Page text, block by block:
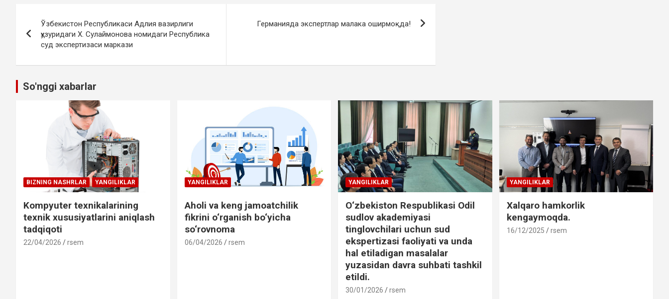
navigation
Ўзбекистон Республикаси Адлия вазирлиги
ҳузуридаги Х. Сулаймонова номидаги Республика
суд экспертизаси маркази
Германияда экспертлар малака оширмоқда!
So'nggi xabarlar
BIZNING NASHRLAR YANGILIKLAR
Kompyuter texnikalarining
texnik xususiyatlarini aniqlash
tadqiqoti
22/04/2026 rsem
YANGILIKLAR
Aholi va keng jamoatchilik
fikrini o‘rganish bo‘yicha
so‘rovnoma
06/04/2026 rsem
YANGILIKLAR
O‘zbekiston Respublikasi Odil
sudlov akademiyasi
tinglovchilari uchun sud
ekspertizasi faoliyati va unda
hal etiladigan masalalar
yuzasidan davra suhbati tashkil
etildi.
30/01/2026 rsem
YANGILIKLAR
Xalqaro hamkorlik
kengaymoqda.
16/12/2025 rsem